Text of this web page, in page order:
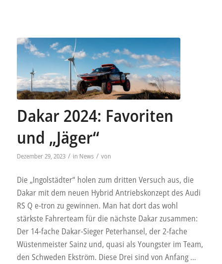
Dakar 2024: Favoriten
und „Jäger“
Dezember 29, 2023 / in News / von
Die „Ingolstädter“ holen zum dritten Versuch aus, die
Dakar mit dem neuen Hybrid Antriebskonzept des Audi
RS Q e-tron zu gewinnen. Man hat dort das wohl
stärkste Fahrerteam für die nächste Dakar zusammen:
Der 14-fache Dakar-Sieger Peterhansel, der 2-fache
Wüstenmeister Sainz und, quasi als Youngster im Team,
den Schweden Ekström. Diese Drei sind von Anfang …